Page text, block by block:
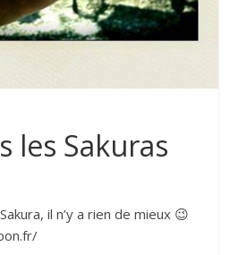
les Sakuras
il n’y a rien de mieux 😉